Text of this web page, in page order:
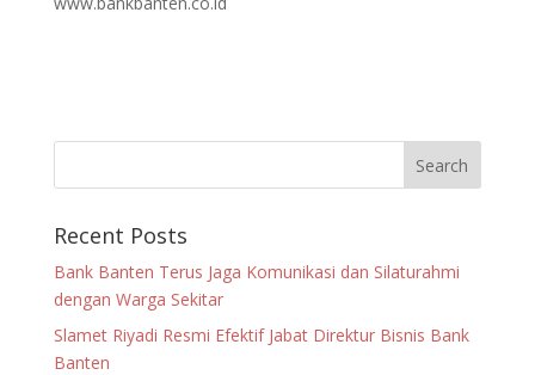
Recent Posts
Bank Banten Terus Jaga Komunikasi dan Silaturahmi
dengan Warga Sekitar
Slamet Riyadi Resmi Efektif Jabat Direktur Bisnis Bank
Banten